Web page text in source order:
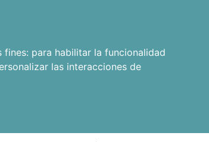
fines: para habilitar la funcionalidad
las interacciones de